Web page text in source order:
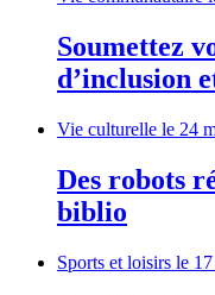
Soumettez
d’inclusion
Vie culturelle le 24
Des robots
biblio
Sports et loisirs le